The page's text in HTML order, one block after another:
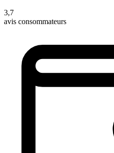
3,7
avis consommateurs